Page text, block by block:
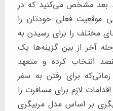
بعد مشخص می‌کنید که در
موقعیت فعلی خودتان را
مختلف را برای رسیدن به
آخر از بین گزینه‌ها یک
انتخاب کرده و متعهد
برای رفتن به سفر
لازم برای مسافرت را
بر اساس مدل مربیگری